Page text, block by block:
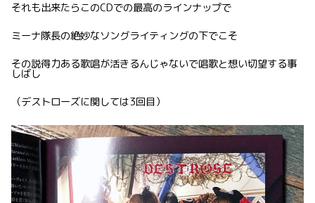
それも出来たらこのCDでの最高のラインナップで
ミーナ隊長の絶妙なソングライティングの下でこそ
その説得力ある歌唱が活きるんじゃないで唱歌と想い切望する事
しばし
（デストローズに関しては3回目）